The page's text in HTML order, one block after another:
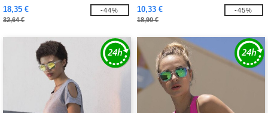
poliéster reciclado
18,35 €
32,64 €
-44%
10,33 €
18,90 €
-45%